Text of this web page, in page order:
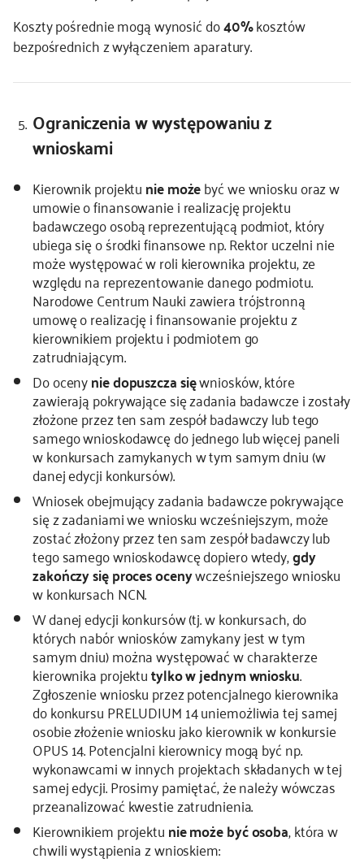
Koszty pośrednie mogą wynosić do40%kosztów
bezpośrednich z wyłączeniem aparatury.
Ograniczenia w występowaniu z
wnioskami
Kierownik projektunie możebyć we wniosku oraz w
umowie o finansowanie i realizację projektu
badawczego osobą reprezentującą podmiot, który
ubiega się o środki finansowe np. Rektor uczelni nie
może występować w roli kierownika projektu, ze
względu na reprezentowanie danego podmiotu.
Narodowe Centrum Nauki zawiera trójstronną
umowę o realizację i finansowanie projektu z
kierownikiem projektu i podmiotem go
zatrudniającym.
Do ocenynie dopuszcza sięwniosków, które
zawierają pokrywające się zadania badawcze i zostały
złożone przez ten sam zespół badawczy lub tego
samego wnioskodawcę do jednego lub więcej paneli
w konkursach zamykanych w tym samym dniu (w
danej edycji konkursów).
Wniosek obejmujący zadania badawcze pokrywające
się z zadaniami we wniosku wcześniejszym, może
zostać złożony przez ten sam zespół badawczy lub
tego samego wnioskodawcę dopiero wtedy,gdy
zakończy się proces ocenywcześniejszego wniosku
w konkursach NCN.
W danej edycji konkursów (tj. w konkursach, do
których nabór wniosków zamykany jest w tym
samym dniu) można występować w charakterze
kierownika projektutylko w jednym wniosku.
Zgłoszenie wniosku przez potencjalnego kierownika
do konkursu PRELUDIUM 14 uniemożliwia tej samej
osobie złożenie wniosku jako kierownik w konkursie
OPUS 14. Potencjalni kierownicy mogą być np.
wykonawcami w innych projektach składanych w tej
samej edycji. Prosimy pamiętać, że należy wówczas
przeanalizować kwestie zatrudnienia.
Kierownikiem projektunie może być osoba, która w
chwili wystąpienia z wnioskiem: